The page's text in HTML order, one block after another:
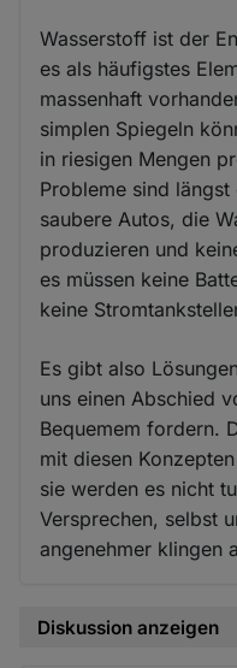
Wasserstoff ist der
es als häufigstes
massenhaft
simplen Spiegeln
in riesigen Mengen
Probleme sind
saubere Autos, die
produzieren und
es müssen keine
keine
Es gibt also
uns einen Abschied
Bequemem fordern.
mit diesen
sie werden es nicht
Versprechen, selbst
angenehmer klingen
Diskussion anzeigen